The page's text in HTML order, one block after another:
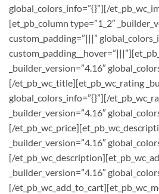
global_colors_info=”{}”][/
[et_pb_column type=”1_2″
custom_padding=”|||”
_builder_version=”4.16″
[/et_pb_wc_title][et_pb_wc_rating
global_colors_info=”{}”][/
_builder_version=”4.16″
[/
_builder_version=”4.16″
[/
_builder_version=”4.16″
[/